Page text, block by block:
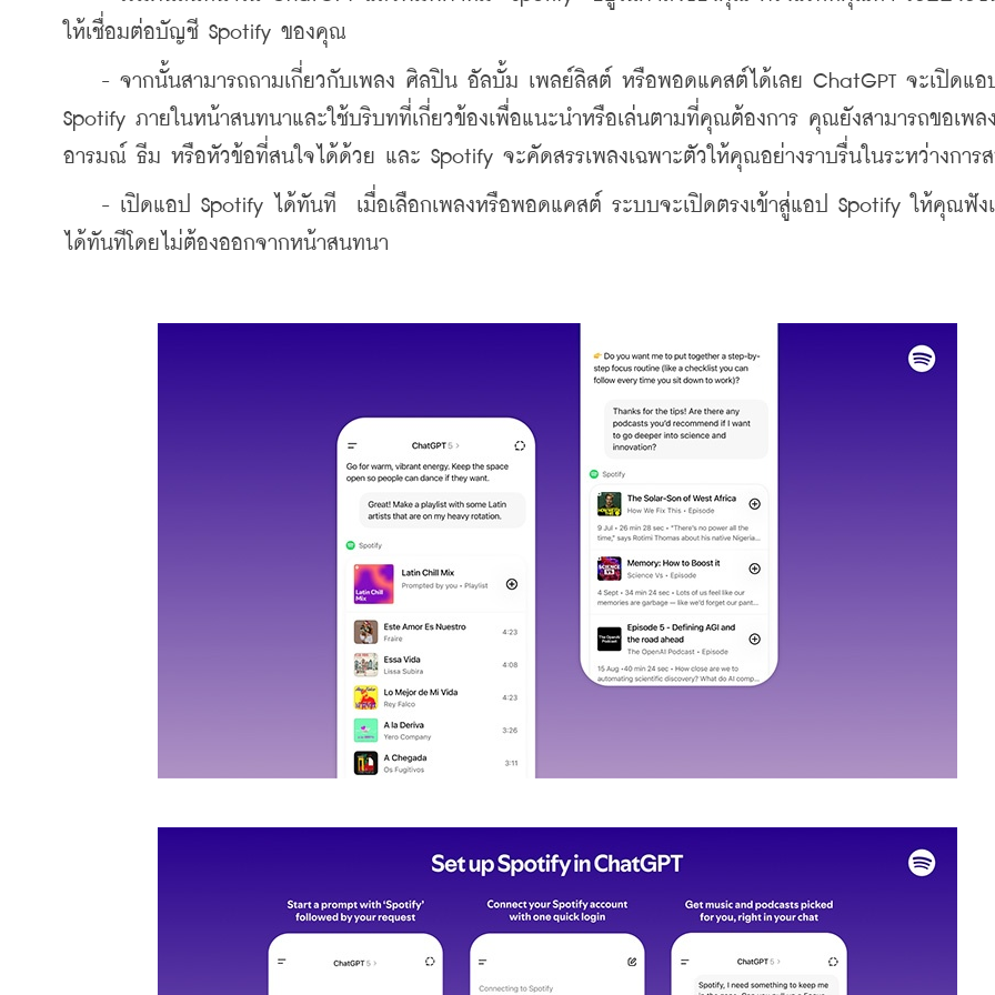
ให้เชื่อมต่อบัญชี Spotify ของคุณ
- จากนั้นสามารถถามเกี่ยวกับเพลง ศิลปิน อัลบั้ม เพลย์ลิสต์ หรือพอดแคสต์ได้เลย ChatGPT จะเปิดแอป
Spotify ภายในหน้าสนทนาและใช้บริบทที่เกี่ยวข้องเพื่อแนะนำหรือเล่นตามที่คุณต้องการ คุณยังสามารถขอเพล
อารมณ์ ธีม หรือหัวข้อที่สนใจได้ด้วย และ Spotify จะคัดสรรเพลงเฉพาะตัวให้คุณอย่างราบรื่นในระหว่างการ
- เปิดแอป Spotify ได้ทันที  เมื่อเลือกเพลงหรือพอดแคสต์ ระบบจะเปิดตรงเข้าสู่แอป Spotify ให้คุณฟัง
ได้ทันทีโดยไม่ต้องออกจากหน้าสนทนา